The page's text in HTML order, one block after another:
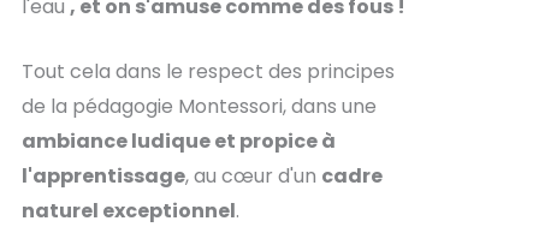
l'eau , et on s'amuse comme des fous !
Tout cela dans le respect des principes
de la pédagogie Montessori, dans une
ambiance ludique et propice à
l'apprentissage, au cœur d'un cadre
naturel exceptionnel.